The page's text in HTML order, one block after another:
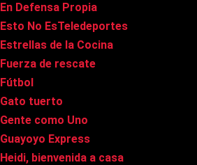
En Defensa Propia
Esto No EsTeledeportes
Estrellas de la Cocina
Fuerza de rescate
Fútbol
Gato tuerto
Gente como Uno
Guayoyo Express
Heidi, bienvenida a casa